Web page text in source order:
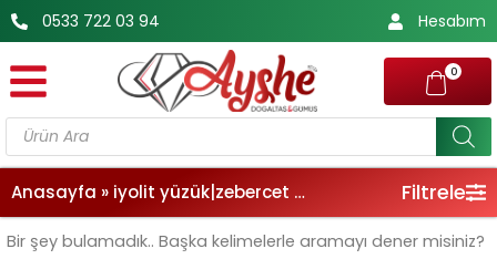
İçeriğe
atla
0533 722 03 94 Hesabım
0
Products
search
Anasayfa » iyolit yüzük|zebercet yüzük Filtrele
Bir şey bulamadık.. Başka kelimelerle aramayı dener misiniz?